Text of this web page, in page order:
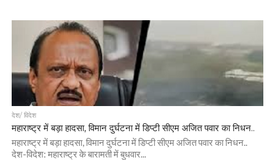
देश/ विदेश
महाराष्ट्र में बड़ा हादसा, विमान दुर्घटना में डिप्टी सीएम अजित पवार का निधन..
महाराष्ट्र में बड़ा हादसा, विमान दुर्घटना में डिप्टी सीएम अजित पवार का निधन..
देश-विदेश: महाराष्ट्र के बारामती में बुधवार...